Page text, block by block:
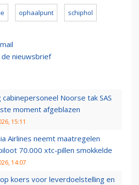
ophaalpunt schiphol
nieuwsbrief
cabinepersoneel Noorse tak SAS
moment afgeblazen
15:11
Airlines neemt maatregelen
70.000 xtc-pillen smokkelde
14:07
koers voor leverdoelstelling en